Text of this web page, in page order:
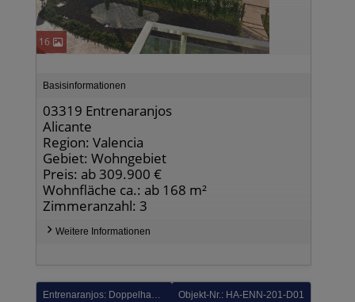
16
Basisinformationen
03319 Entrenaranjos
Alicante
Region: Valencia
Gebiet: Wohngebiet
Preis: ab 309.900 €
Wohnfläche ca.: ab 168 m²
Zimmeranzahl: 3
Weitere Informationen
Entrenaranjos: Doppelhaushälfte mit 2 Schlafzimmern, 2 Bädern, Einbauküchen mit Elektrogeräten, Kfz-Stellplatz und Privatpool in einer Golfanlage Objekt-Nr.: HA-ENN-201-D01